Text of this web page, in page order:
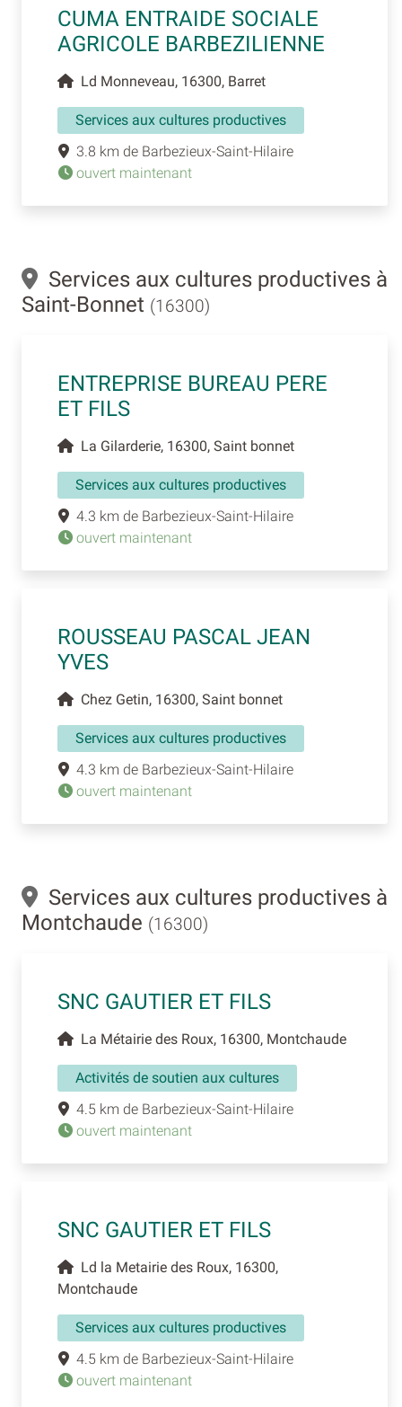
CUMA ENTRAIDE SOCIALE
AGRICOLE BARBEZILIENNE
Ld Monneveau, 16300, Barret
Services aux cultures productives
3.8 km de Barbezieux-Saint-Hilaire
ouvert maintenant
Services aux cultures productives à
Saint-Bonnet (16300)
ENTREPRISE BUREAU PERE
ET FILS
La Gilarderie, 16300, Saint bonnet
Services aux cultures productives
4.3 km de Barbezieux-Saint-Hilaire
ouvert maintenant
ROUSSEAU PASCAL JEAN
YVES
Chez Getin, 16300, Saint bonnet
Services aux cultures productives
4.3 km de Barbezieux-Saint-Hilaire
ouvert maintenant
Services aux cultures productives à
Montchaude (16300)
SNC GAUTIER ET FILS
La Métairie des Roux, 16300, Montchaude
Activités de soutien aux cultures
4.5 km de Barbezieux-Saint-Hilaire
ouvert maintenant
SNC GAUTIER ET FILS
Ld la Metairie des Roux, 16300,
Montchaude
Services aux cultures productives
4.5 km de Barbezieux-Saint-Hilaire
ouvert maintenant